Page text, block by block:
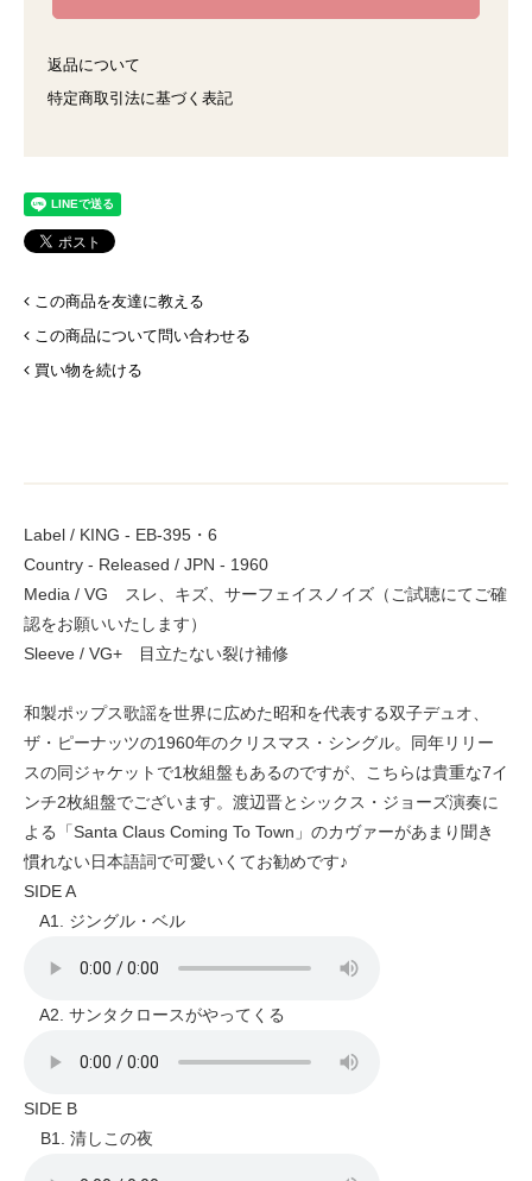
返品について
特定商取引法に基づく表記
この商品を友達に教える
この商品について問い合わせる
買い物を続ける
Label / KING - EB-395・6
Country - Released / JPN - 1960
Media / VG スレ、キズ、サーフェイスノイズ（ご試聴にてご確
認をお願いいたします）
Sleeve / VG+ 目立たない裂け補修
和製ポップス歌謡を世界に広めた昭和を代表する双子デュオ、
ザ・ピーナッツの1960年のクリスマス・シングル。同年リリー
スの同ジャケットで1枚組盤もあるのですが、こちらは貴重な7イ
ンチ2枚組盤でございます。渡辺晋とシックス・ジョーズ演奏に
よる「Santa Claus Coming To Town」のカヴァーがあまり聞き
慣れない日本語詞で可愛いくてお勧めです♪
SIDE A
A1. ジングル・ベル
A2. サンタクロースがやってくる
SIDE B
B1. 清しこの夜